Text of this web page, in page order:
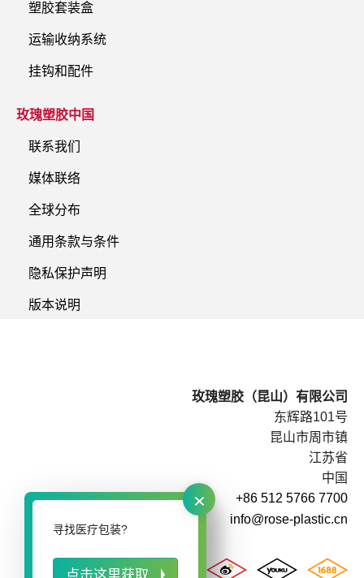
×
寻找医疗包装?
玫瑰塑胶（昆山）有限公司
东辉路101号
昆山市周市镇
江苏省
中国
+86 512 5766 7700
info@rose-plastic.cn
塑胶套装盒
运输收纳系统
挂钩和配件
玫瑰塑胶中国
联系我们
媒体联络
全球分布
通用条款与条件
隐私保护声明
版本说明